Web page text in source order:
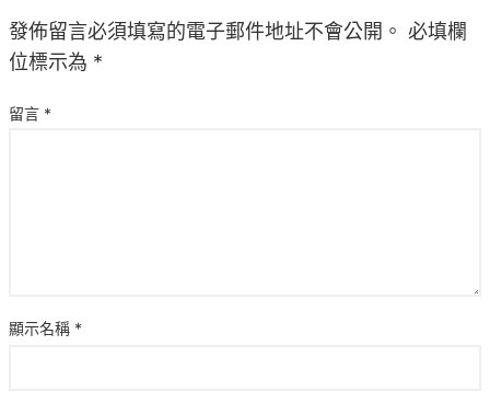
發佈留言必須填寫的電子郵件地址不會公開。 必填欄
位標示為 *
留言 *
顯示名稱 *